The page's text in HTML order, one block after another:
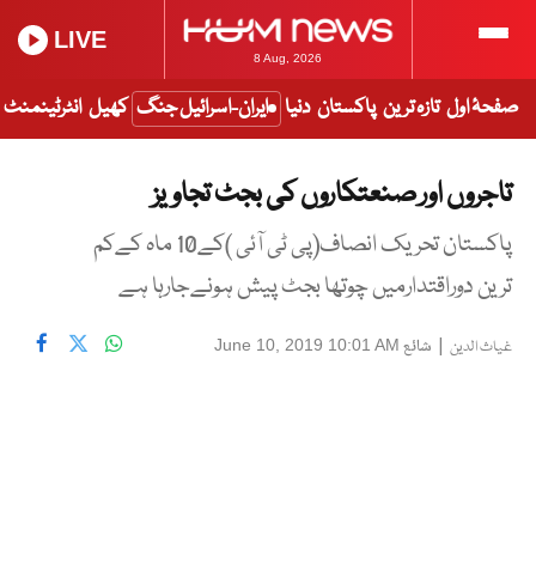
8 Aug, 2026
LIVE
صفحۂ اول تازہ ترین پاکستان دنیا ایران-اسرائیل جنگ کھیل انٹرٹینمنٹ
تاجروں اور صنعتکاروں کی بجٹ تجاویز
پاکستان تحریک انصاف(پی ٹی آئی )کے10 ماہ کےکم
ترین دوراقتدارمیں چوتھا بجٹ پیش ہونےجارہا ہے
غیاث الدین | شائع June 10, 2019 10:01 AM